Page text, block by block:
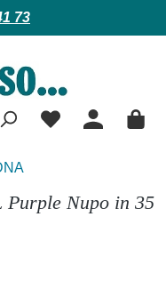
73
Purple Nupo in 35